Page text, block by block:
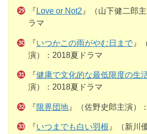
『 Love or Not2 』（山下健二郎
ラマ
『いつかこの雨がやむ日まで』
演）：2018夏ドラマ
『健康で文化的な最低限度の生
演）：2018夏ドラマ
『限界団地』（佐野史郎主演）
『いつまでも白い羽根 』（新川